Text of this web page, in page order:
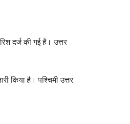
दर्ज की गई है। उत्तर
किया है। पश्चिमी उत्तर